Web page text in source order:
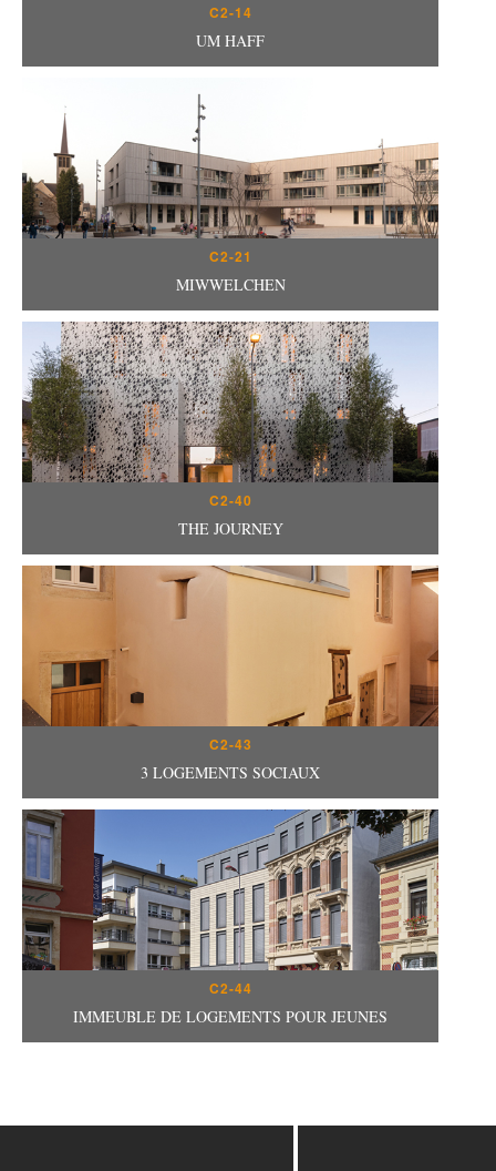
C2-14
UM HAFF
C2-21
MIWWELCHEN
C2-40
THE JOURNEY
C2-43
3 LOGEMENTS SOCIAUX
C2-44
IMMEUBLE DE LOGEMENTS POUR JEUNES